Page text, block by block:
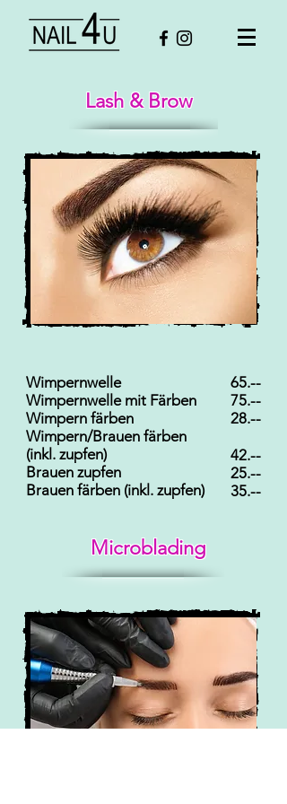
Lash & Brow
Wimpernwelle
Wimpernwelle mit Färben
Wimpern färben
Wimpern/Brauen färben
(inkl. zupfen)
Brauen zupfen
Brauen färben (inkl. zupfen)
65.--
75.--
28.--
42.--
25.--
35.--
Microblading